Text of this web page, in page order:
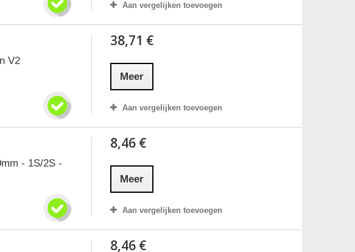
Aan vergelijken toevoegen
V2
38,71 €
Meer
Aan vergelijken toevoegen
- 1S/2S -
8,46 €
Meer
Aan vergelijken toevoegen
8,46 €